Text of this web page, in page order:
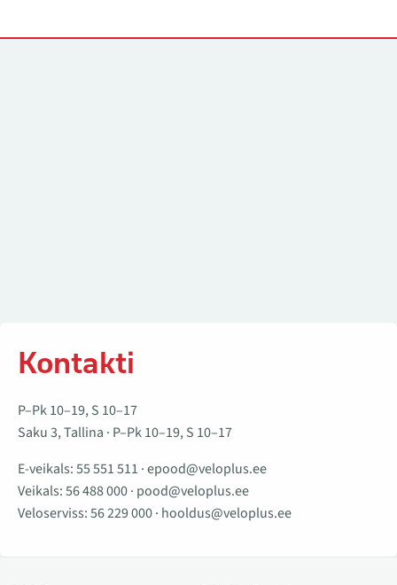
Kontakti
P–Pk 10–19, S 10–17
Saku 3, Tallina · P–Pk 10–19, S 10–17
E-veikals:55 551 511 ·epood@veloplus.ee
Veikals:56 488 000· pood@veloplus.ee
Veloserviss:56 229 000· hooldus@veloplus.ee